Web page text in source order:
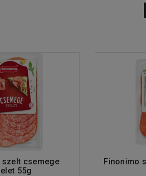
szelt csemege
55g
Finonimo